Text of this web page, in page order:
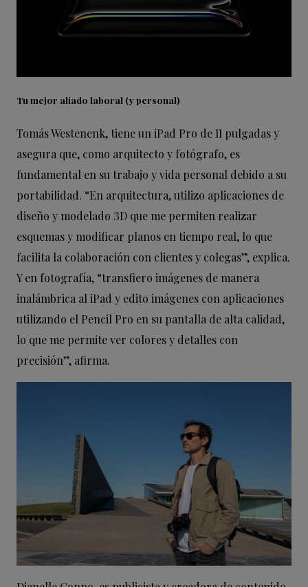
Tu mejor aliado laboral (y personal)
Tomás Westenenk, tiene un iPad Pro de 11 pulgadas y
asegura que, como arquitecto y fotógrafo, es
fundamental en su trabajo y vida personal debido a su
portabilidad. “En arquitectura, utilizo aplicaciones de
diseño y modelado 3D que me permiten realizar
esquemas y modificar planos en tiempo real, lo que
facilita la colaboración con clientes y colegas”, explica.
Y en fotografía, “transfiero imágenes de manera
inalámbrica al iPad y edito imágenes con aplicaciones
utilizando el Pencil Pro en su pantalla de alta calidad,
lo que me permite ver colores y detalles con
precisión”, afirma.